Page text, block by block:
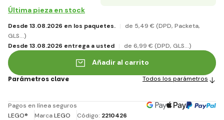
Última pieza en stock
Desde 13.08.2026 en los paquetes. de 5,49 € (DPD, Packeta,
GLS...)
Desde 13.08.2026 entrega a usted
de 6,99 € (DPD, GLS...)
Añadir al carrito
Parámetros clave Todos los parámetros
Pagos en línea seguros
LEGO®
MarcaLEGO Código: 2210426